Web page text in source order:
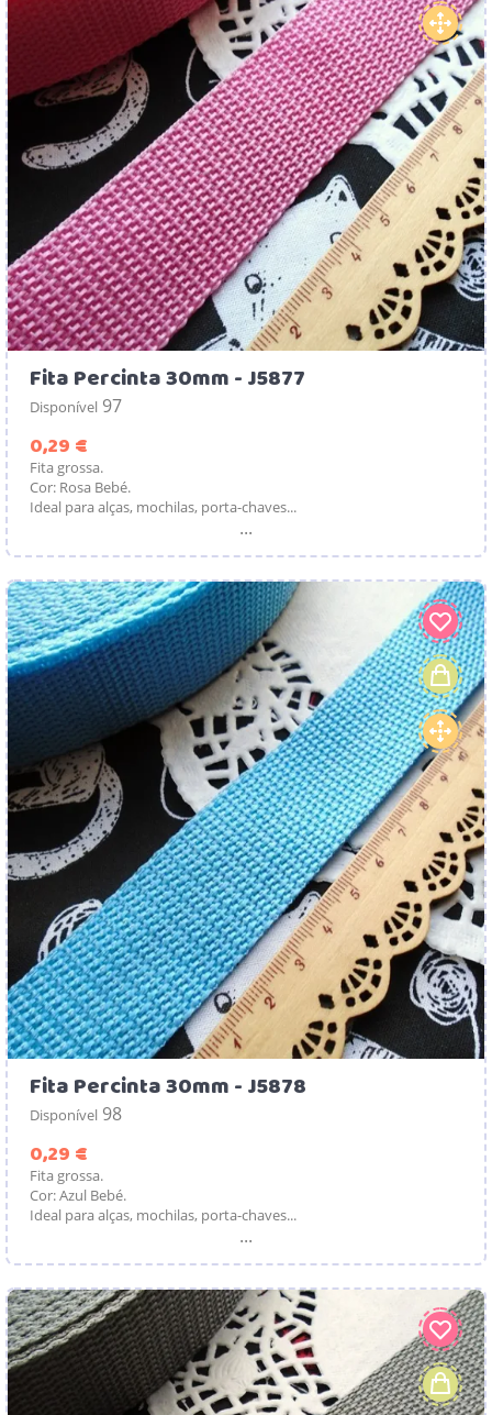
Fita Percinta 30mm - J5877
Disponível 97
0,29 €
Fita grossa.
Cor: Rosa Bebé.
Ideal para alças, mochilas, porta-chaves...
...
Fita Percinta 30mm - J5878
Disponível 98
0,29 €
Fita grossa.
Cor: Azul Bebé.
Ideal para alças, mochilas, porta-chaves...
...